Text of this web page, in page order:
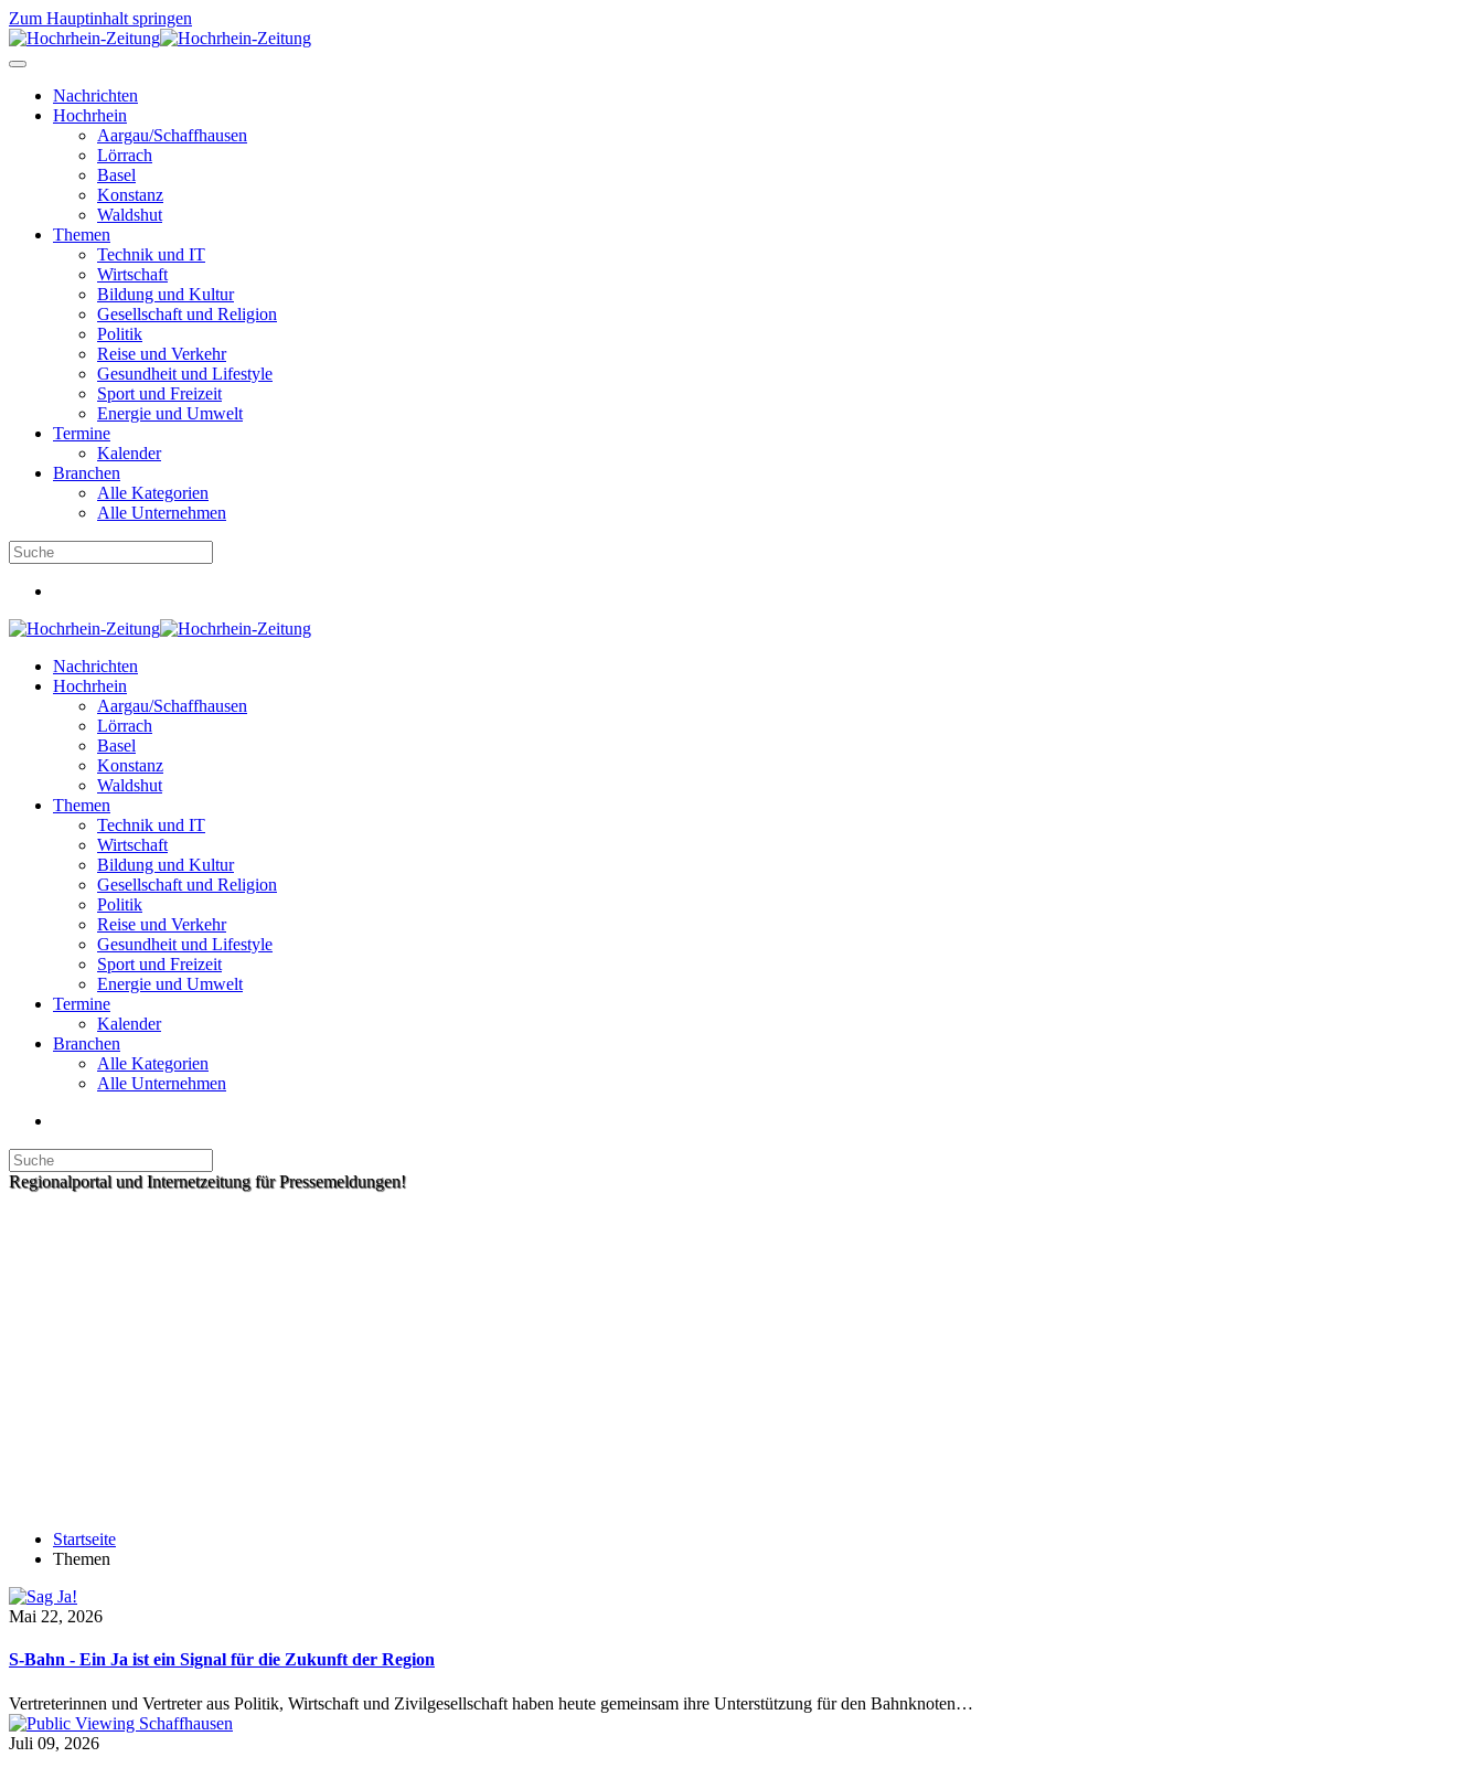
Zum Hauptinhalt springen
Nachrichten
Hochrhein
Aargau/Schaffhausen
Lörrach
Basel
Konstanz
Waldshut
Themen
Technik und IT
Wirtschaft
Bildung und Kultur
Gesellschaft und Religion
Politik
Reise und Verkehr
Gesundheit und Lifestyle
Sport und Freizeit
Energie und Umwelt
Termine
Kalender
Branchen
Alle Kategorien
Alle Unternehmen
Nachrichten
Hochrhein
Aargau/Schaffhausen
Lörrach
Basel
Konstanz
Waldshut
Themen
Technik und IT
Wirtschaft
Bildung und Kultur
Gesellschaft und Religion
Politik
Reise und Verkehr
Gesundheit und Lifestyle
Sport und Freizeit
Energie und Umwelt
Termine
Kalender
Branchen
Alle Kategorien
Alle Unternehmen
Regionalportal und Internetzeitung für Pressemeldungen!
Startseite
Themen
Mai 22, 2026
S-Bahn - Ein Ja ist ein Signal für die Zukunft der Region
Vertreterinnen und Vertreter aus Politik, Wirtschaft und Zivilgesellschaft haben heute gemeinsam ihre Unterstützung für den Bahnknoten…
Juli 09, 2026